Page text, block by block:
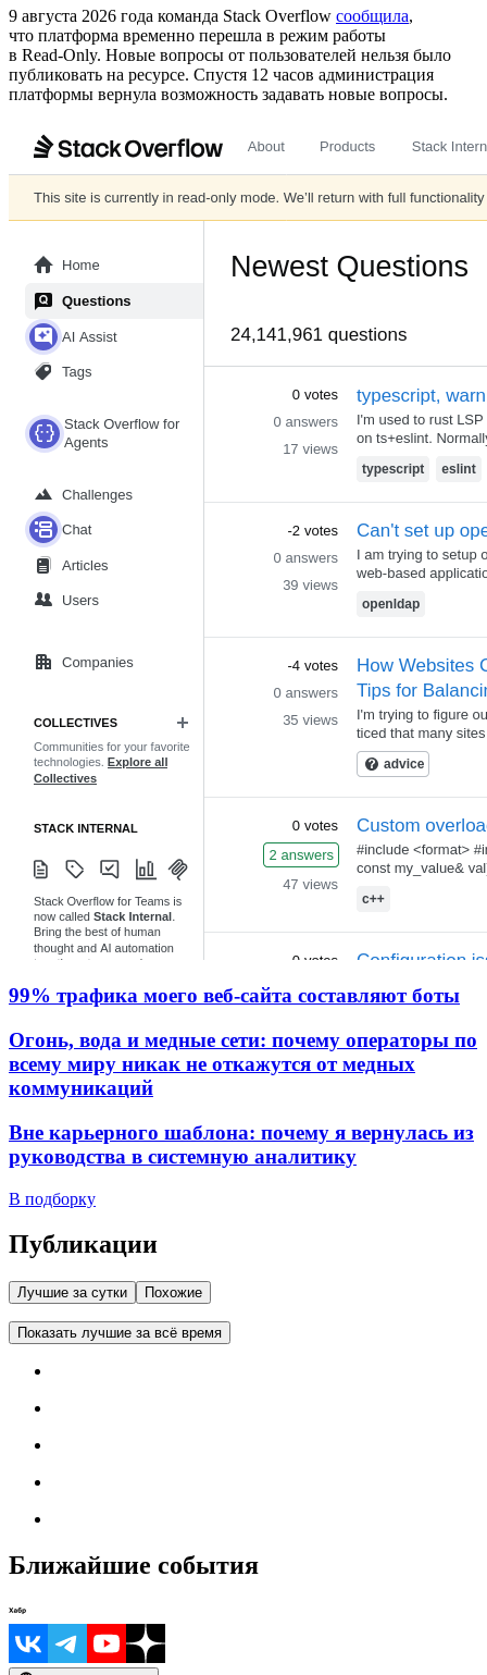
9 августа 2026 года команда Stack Overflow сообщила,
что платформа временно перешла в режим работы
в Read‑Only. Новые вопросы от пользователей нельзя было
публиковать на ресурсе. Спустя 12 часов администрация
платформы вернула возможность задавать новые вопросы.
99% трафика моего веб‑сайта составляют боты
Огонь, вода и медные сети: почему операторы по
всему миру никак не откажутся от медных
коммуникаций
Вне карьерного шаблона: почему я вернулась из
руководства в системную аналитику
В подборку
Публикации
Лучшие за сутки Похожие
Показать лучшие за всё время
Ближайшие события